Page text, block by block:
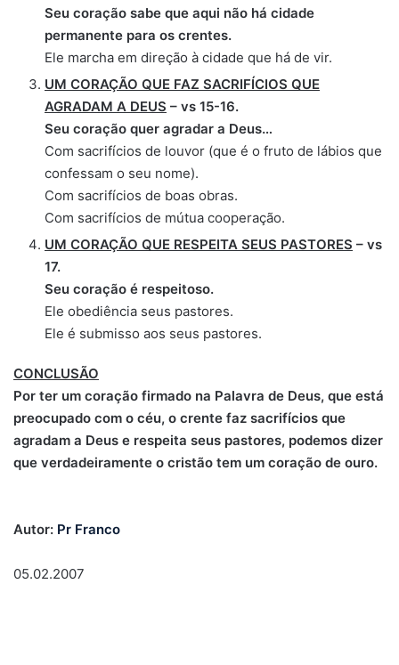
Seu coração sabe que aqui não há cidade
permanente para os crentes.
Ele marcha em direção à cidade que há de vir.
UM CORAÇÃO QUE FAZ SACRIFÍCIOS QUE
AGRADAM A DEUS – vs 15-16.
Seu coração quer agradar a Deus…
Com sacrifícios de louvor (que é o fruto de lábios que
confessam o seu nome).
Com sacrifícios de boas obras.
Com sacrifícios de mútua cooperação.
UM CORAÇÃO QUE RESPEITA SEUS PASTORES – vs
17.
Seu coração é respeitoso.
Ele obediência seus pastores.
Ele é submisso aos seus pastores.
CONCLUSÃO
Por ter um coração firmado na Palavra de Deus, que está
preocupado com o céu, o crente faz sacrifícios que
agradam a Deus e respeita seus pastores, podemos dizer
que verdadeiramente o cristão tem um coração de ouro.
Autor: Pr Franco
05.02.2007